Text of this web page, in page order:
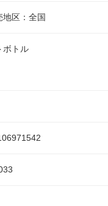
地区：全国
ボトル